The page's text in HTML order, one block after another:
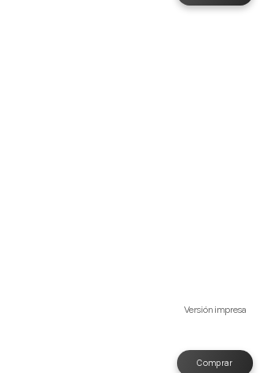
Versión impresa
Comprar